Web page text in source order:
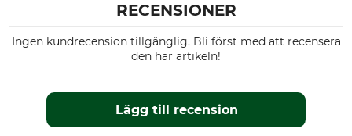
RECENSIONER
Ingen kundrecension tillgänglig. Bli först med att recensera
den här artikeln!
Lägg till recension